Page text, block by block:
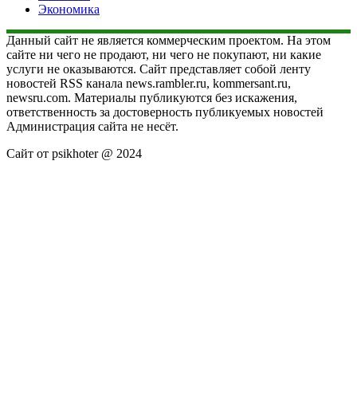
Экономика
Данный сайт не является коммерческим проектом. На этом
сайте ни чего не продают, ни чего не покупают, ни какие
услуги не оказываются. Сайт представляет собой ленту
новостей RSS канала news.rambler.ru, kommersant.ru,
newsru.com. Материалы публикуются без искажения,
ответственность за достоверность публикуемых новостей
Администрация сайта не несёт.
Сайт от psikhoter @ 2024